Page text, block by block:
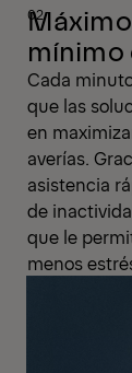
mínimo
Cada
que las
en
averías.
asistencia
de
que le
menos